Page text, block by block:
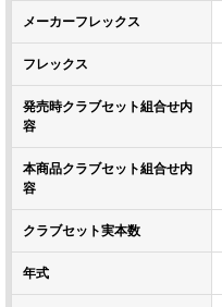
メーカーフレックス
フレックス
発売時クラブセット組合せ内
容
本商品クラブセット組合せ内
容
クラブセット実本数
年式